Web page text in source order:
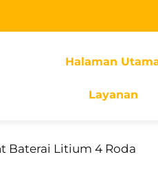
Halaman
Layanan
Baterai Litium 4 Roda